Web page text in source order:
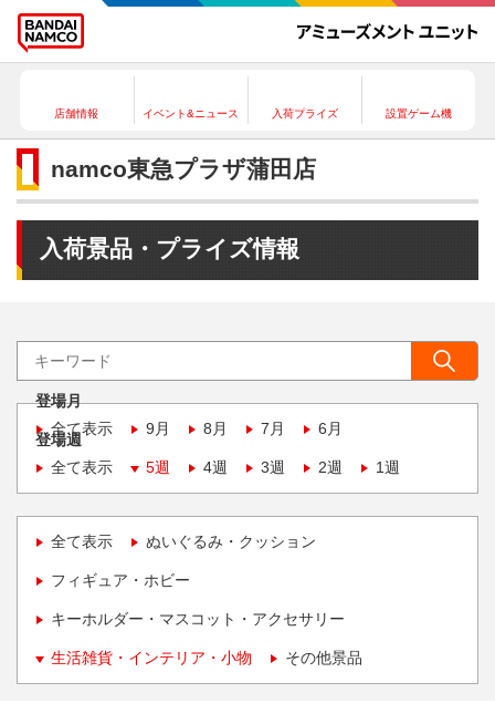
店舗情報 イベント&ニュース 入荷プライズ 設置ゲーム機
namco東急プラザ蒲田店
入荷景品・プライズ情報
登場月
全て表示
9月 8月 7月 6月
登場週
全て表示
5週 4週 3週 2週 1週
全て表示 ぬいぐるみ・クッション
フィギュア・ホビー
キーホルダー・マスコット・アクセサリー
生活雑貨・インテリア・小物 その他景品